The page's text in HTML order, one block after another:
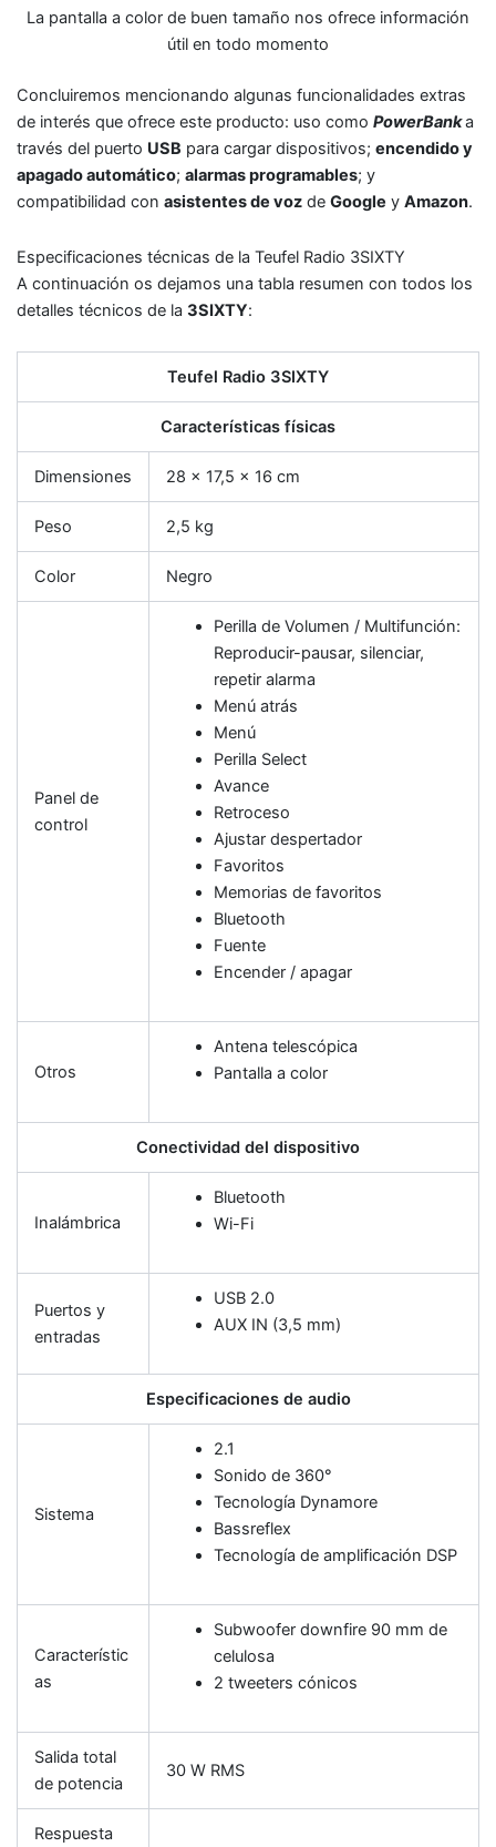
La pantalla a color de buen tamaño nos ofrece información
útil en todo momento
Concluiremos mencionando algunas funcionalidades extras
de interés que ofrece este producto: uso como PowerBanka
través del puerto USB para cargar dispositivos; encendido y
apagado automático; alarmas programables; y
compatibilidad con asistentes de voz de Google y Amazon.
Especificaciones técnicas de la Teufel Radio 3SIXTY
A continuación os dejamos una tabla resumen con todos los
detalles técnicos de la 3SIXTY:
Teufel Radio 3SIXTY
Características físicas
Dimensiones 28 x 17,5 x 16 cm
Peso 2,5 kg
Color Negro
Panel de
control
Perilla de Volumen / Multifunción:
Reproducir-pausar, silenciar,
repetir alarma
Menú atrás
Menú
Perilla Select
Avance
Retroceso
Ajustar despertador
Favoritos
Memorias de favoritos
Bluetooth
Fuente
Encender / apagar
Otros
Antena telescópica
Pantalla a color
Conectividad del dispositivo
Inalámbrica
Bluetooth
Wi-Fi
Puertos y
entradas
USB 2.0
AUX IN (3,5 mm)
Especificaciones de audio
Sistema
2.1
Sonido de 360°
Tecnología Dynamore
Bassreflex
Tecnología de amplificación DSP
Característic
as
Subwoofer downfire 90 mm de
celulosa
2 tweeters cónicos
Salida total
de potencia
30 W RMS
Respuesta